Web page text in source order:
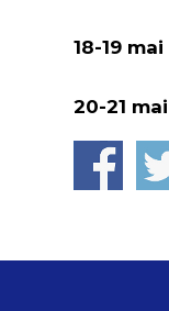
18-19 mai
20-21 mai